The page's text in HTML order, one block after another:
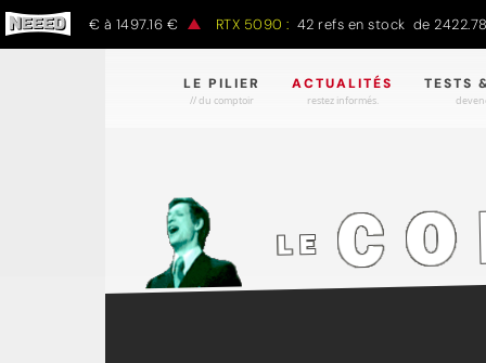
797.00 € à 1497.16 € RTX 5090 : 42 refs en stock de 2422.78 €
LE PILIER
// du comptoir
ACTUALITÉS
restez informés.
TESTS